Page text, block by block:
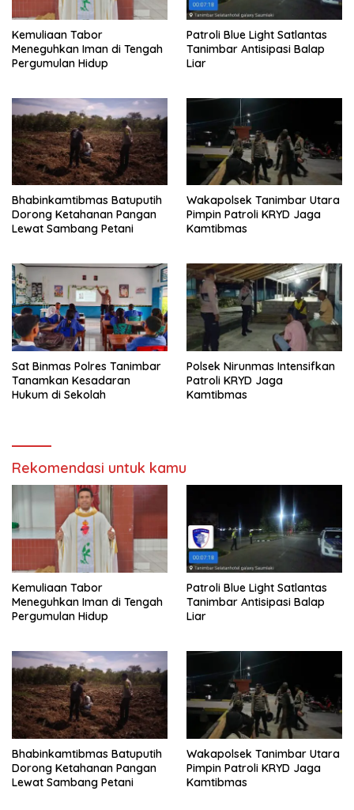
Kemuliaan Tabor
Meneguhkan Iman di Tengah
Pergumulan Hidup
Patroli Blue Light Satlantas
Tanimbar Antisipasi Balap
Liar
Bhabinkamtibmas Batuputih
Dorong Ketahanan Pangan
Lewat Sambang Petani
Wakapolsek Tanimbar Utara
Pimpin Patroli KRYD Jaga
Kamtibmas
Sat Binmas Polres Tanimbar
Tanamkan Kesadaran
Hukum di Sekolah
Polsek Nirunmas Intensifkan
Patroli KRYD Jaga
Kamtibmas
Rekomendasi untuk kamu
Kemuliaan Tabor
Meneguhkan Iman di Tengah
Pergumulan Hidup
Patroli Blue Light Satlantas
Tanimbar Antisipasi Balap
Liar
Bhabinkamtibmas Batuputih
Dorong Ketahanan Pangan
Lewat Sambang Petani
Wakapolsek Tanimbar Utara
Pimpin Patroli KRYD Jaga
Kamtibmas